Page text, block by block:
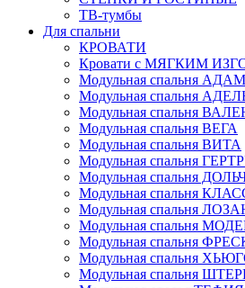
ТВ-тумбы
Для спальни
КРОВАТИ
Кровати с МЯГКИМ
Модульная спальня АДАМ
Модульная спальня
Модульная спальня
Модульная спальня ВЕГА
Модульная спальня ВИТА
Модульная спальня
Модульная спальня
Модульная спальня
Модульная спальня
Модульная спальня
Модульная спальня
Модульная спальня
Модульная спальня